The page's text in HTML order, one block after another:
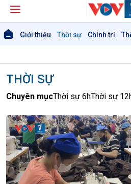
Giới thiệu Thời sự Chính trị
THỜI SỰ
Chuyên mụcThời sự 6hThời sự